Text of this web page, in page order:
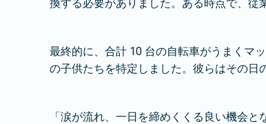
換する必要がありました。ある時点で、従
最終的に、合計 10 台の自転車がうまくマ
の子供たちを特定しました。彼らはその日
「涙が流れ、一日を締めくくる良い機会